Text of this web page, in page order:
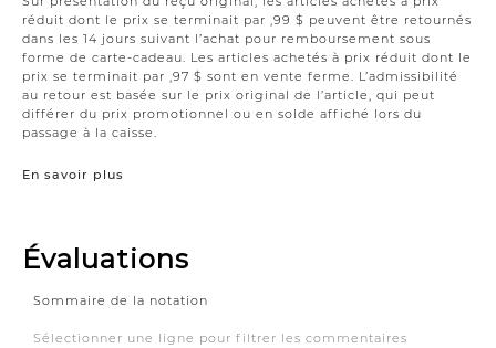
réduit dont le prix se terminait par ,99 $ peuvent être retournés
dans les 14 jours suivant l’achat pour remboursement sous
forme de carte-cadeau. Les articles achetés à prix réduit dont le
prix se terminait par ,97 $ sont en vente ferme. L’admissibilité
au retour est basée sur le prix original de l’article, qui peut
différer du prix promotionnel ou en solde affiché lors du
passage à la caisse.
En savoir plus